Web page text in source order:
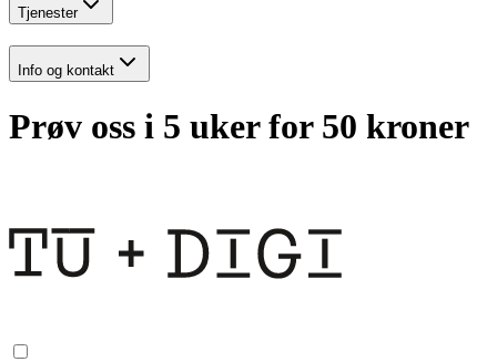
Tjenester
Info og kontakt
Prøv oss i 5 uker for 50 kroner